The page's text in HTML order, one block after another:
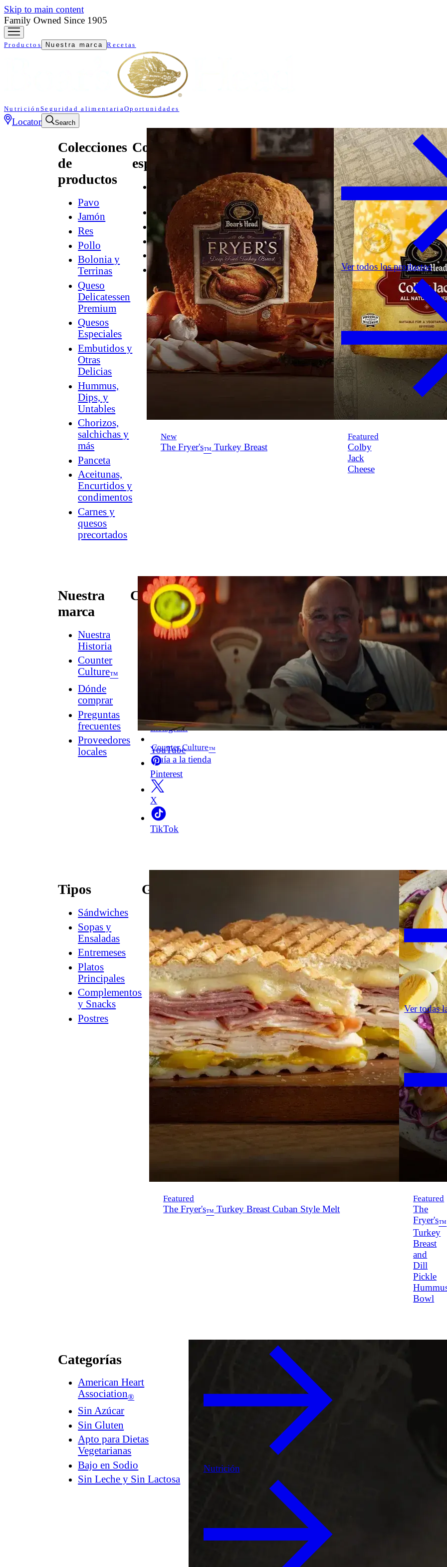
Skip to main content
Family Owned Since 1905
Productos Nuestra marca Recetas
NutriciónSeguridad alimentariaOportunidades
Locator Search
Colecciones
de
productos
Pavo
Jamón
Res
Pollo
Bolonia y
Terrinas
Queso
Delicatessen
Premium
Quesos
Especiales
Embutidos y
Otras
Delicias
Hummus,
Dips, y
Untables
Chorizos,
salchichas y
más
Panceta
Aceitunas,
Encurtidos y
condimentos
Carnes y
quesos
precortados
Colecciones
especializadas
Natural*
Audacia
Desayuno
Parrilla
Hummus
Snacks
New
The Fryer's™ Turkey Breast
Featured
Colby
Jack
Cheese
Ver todos los productos
Nuestra
marca
Nuestra
Historia
Counter
Culture™
Dónde
comprar
Preguntas
frecuentes
Proveedores
locales
Conectar
Contacto
Newsletter
Instagram
YouTube
Pinterest
X
TikTok
Counter Culture™
Guía a la tienda
Tipos
Sándwiches
Sopas y
Ensaladas
Entremeses
Platos
Principales
Complementos
y Snacks
Postres
Guías
Charcuterie®
Counter
Culture™
Guía
a
la
tienda
Featured
The Fryer's™ Turkey Breast Cuban Style Melt
Featured
The
Fryer's™
Turkey
Breast
and
Dill
Pickle
Bowl
Ver todas
Categorías
American Heart
Association®
Sin Azúcar
Sin Gluten
Apto para Dietas
Vegetarianas
Bajo en Sodio
Sin Leche y Sin Lactosa
Nutrición